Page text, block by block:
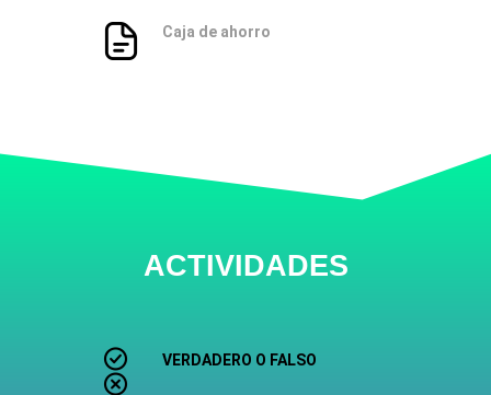
Caja de ahorro
ACTIVIDADES
VERDADERO O FALSO